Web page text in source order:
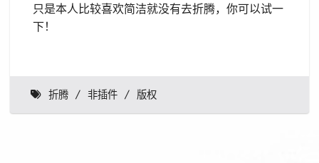
只是本人比较喜欢简洁就没有去折腾，你可以试一
下！
折腾 非插件 版权